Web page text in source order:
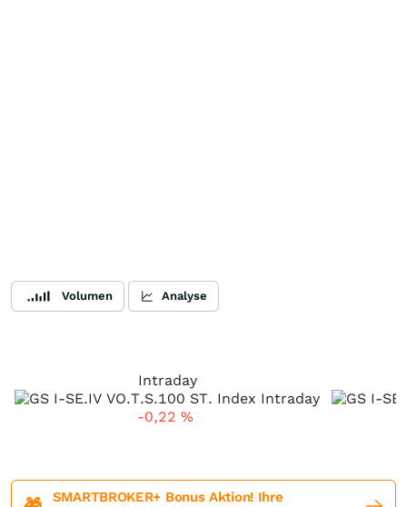
Volumen Analyse
Intraday
-0,22 %
SMARTBROKER+ Bonus Aktion! Ihre